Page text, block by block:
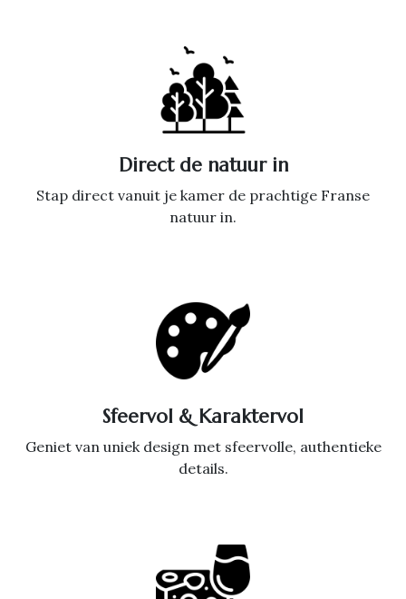
Direct de natuur in
Stap direct vanuit je kamer de prachtige Franse
natuur in.
Sfeervol & Karaktervol
Geniet van uniek design met sfeervolle, authentieke
details.